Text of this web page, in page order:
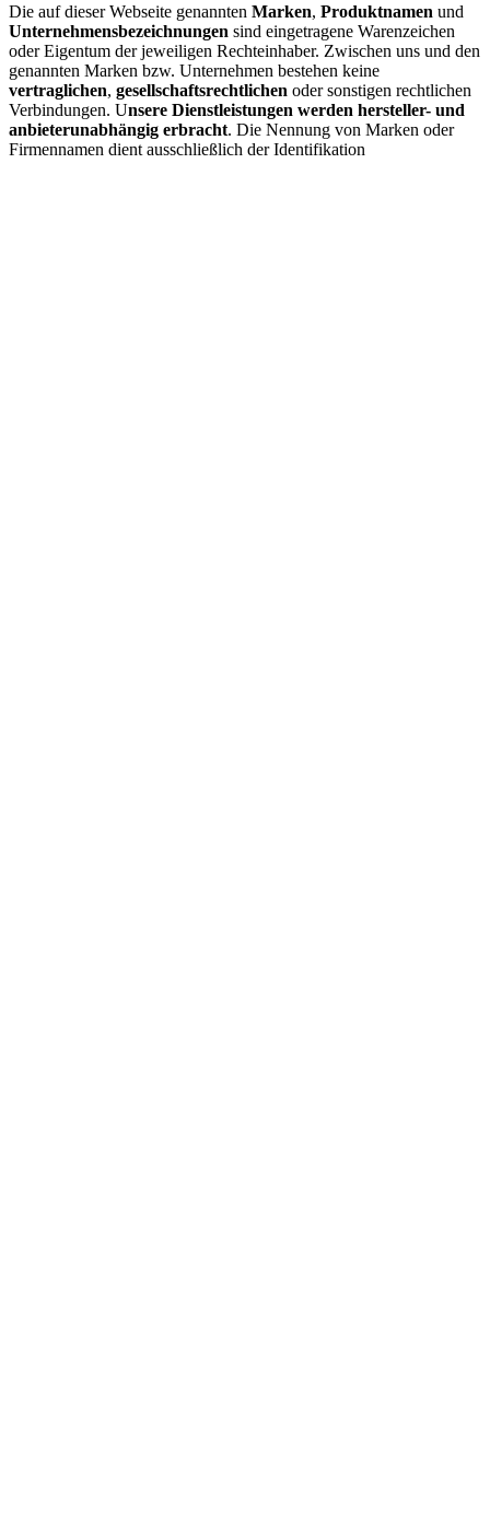
Die auf dieser Webseite genannten Marken, Produktnamen und
Unternehmensbezeichnungen sind eingetragene Warenzeichen
oder Eigentum der jeweiligen Rechteinhaber. Zwischen uns und den
genannten Marken bzw. Unternehmen bestehen keine
vertraglichen, gesellschaftsrechtlichen oder sonstigen rechtlichen
Verbindungen. Unsere Dienstleistungen werden hersteller- und
anbieterunabhängig erbracht. Die Nennung von Marken oder
Firmennamen dient ausschließlich der Identifikation